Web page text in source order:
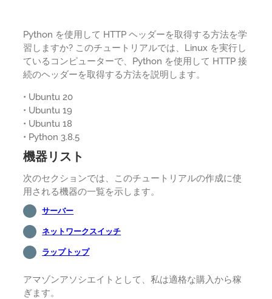
Python を使用して HTTP ヘッダーを取得する方法を学
習しますか? このチュートリアルでは、Linux を実行し
ているコンピューターで、Python を使用して HTTP 接
続のヘッダーを取得する方法を説明します。
• Ubuntu 20
• Ubuntu 19
• Ubuntu 18
• Python 3.8.5
機器リスト
次のセクションでは、このチュートリアルの作成に使
用される機器の一覧を示します。
サーバー
ネットワークスイッチ
ラップトップ
アマゾンアソシエイトとして、私は適格な購入から稼
ぎます。